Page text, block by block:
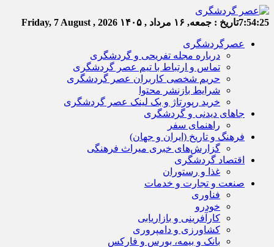
7:54:25تاریخ : جمعه, ۱۶ مرداد , ۱۴۰۵ Friday, 7 August , 2026
عصرگردشگری
درباره مجله تفریحی و گردشگری
تماس و ارتباط با تیم عصر گردشگری
حریم شخصی کاربران عصر گردشگری
شرایط بازنشر محتوا
خرید رپورتاژ و بک لینک عصر گردشگری
جاهای دیدنی و گردشگری
راهنمای سفر
فرهنگ و تاریخ (ایران و جهان)
گزارش‌های خبری میراث فرهنگی
اقتصاد گردشگری
غذا و رستوران
صنعت و تجارت و خدمات
فناوری
خودرو
کارآفرینی و بازاریابی
کشاورزی و دامپروری
بانک و بیمه، بورس و فارکس